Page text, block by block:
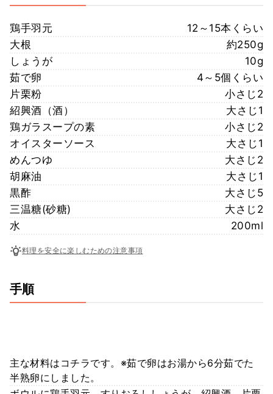
鶏手羽元
12～15本くらい
大根
約250g
しょうが
10g
茹で卵
4～5個くらい
片栗粉
小さじ2
紹興酒（酒）
大さじ1
鶏ガラスープの素
小さじ2
オイスターソース
大さじ1
めんつゆ
大さじ2
胡麻油
大さじ1
黒酢
大さじ5
三温糖(砂糖)
大さじ2
水
200ml
料理を安全に楽しむための注意事項
手順
主な材料はコチラです。※茹で卵はお湯から6分茹でた
半熟卵にしました。